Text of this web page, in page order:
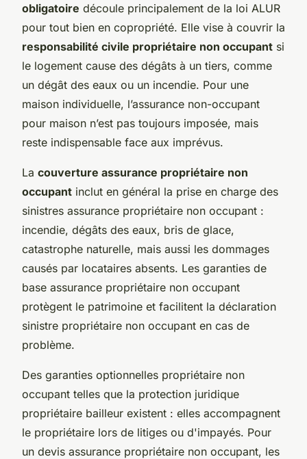
obligatoire découle principalement de la loi ALUR
pour tout bien en copropriété. Elle vise à couvrir la
responsabilité civile propriétaire non occupant si
le logement cause des dégâts à un tiers, comme
un dégât des eaux ou un incendie. Pour une
maison individuelle, l’assurance non-occupant
pour maison n’est pas toujours imposée, mais
reste indispensable face aux imprévus.
La couverture assurance propriétaire non
occupant inclut en général la prise en charge des
sinistres assurance propriétaire non occupant :
incendie, dégâts des eaux, bris de glace,
catastrophe naturelle, mais aussi les dommages
causés par locataires absents. Les garanties de
base assurance propriétaire non occupant
protègent le patrimoine et facilitent la déclaration
sinistre propriétaire non occupant en cas de
problème.
Des garanties optionnelles propriétaire non
occupant telles que la protection juridique
propriétaire bailleur existent : elles accompagnent
le propriétaire lors de litiges ou d'impayés. Pour
un devis assurance propriétaire non occupant, les